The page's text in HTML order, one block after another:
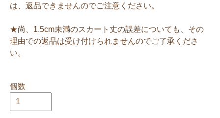
は、返品できませんのでご注意ください。
★尚、1.5cm未満のスカート丈の誤差についても、その
理由での返品は受け付けられませんのでご了承くださ
い。
個数